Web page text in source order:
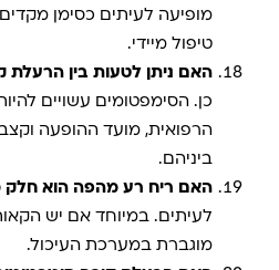
מופיעה לעיתים כסימן
טיפול מיידי.
האם ניתן לטעות בין הרעלת
כן. הסימפטומים עשויים
הרפואית, מועד ההופעה וקצב
ביניהם.
האם ריח רע מהפה הוא חלק
לעיתים. במיוחד אם יש
מוגברת במערכת העיכול.